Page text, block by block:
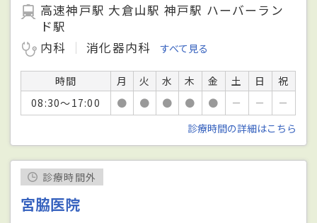
高速神戸駅 大倉山駅 神戸駅 ハーバーラン
ド駅
内科
消化器内科 すべて見る
時間 月 火 水 木 金 土 日
祝
08:30～17:00
● ● ● ● ● － －
－
診療時間の詳細はこちら
診療時間外
宮脇医院